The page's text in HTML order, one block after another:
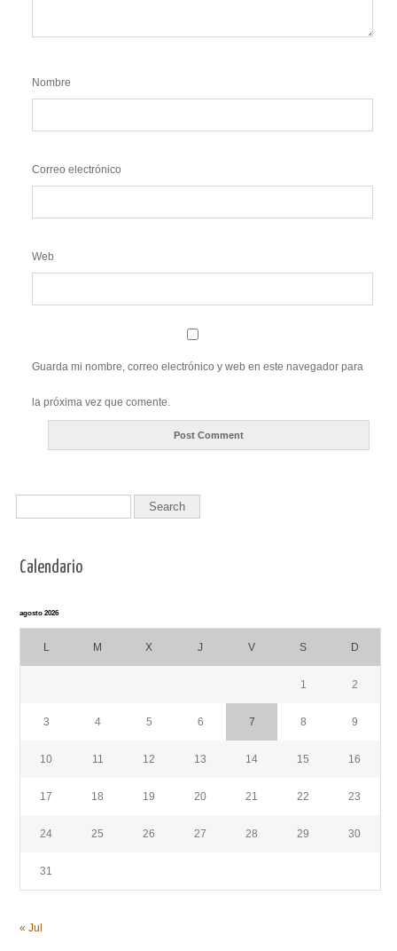
Nombre
Correo electrónico
Web
Guarda mi nombre, correo electrónico y web en este navegador para
la próxima vez que comente.
Calendario
agosto 2026
L M X J V S D
1 2
3 4 5 6 7 8 9
10 11 12 13 14 15 16
17 18 19 20 21 22 23
24 25 26 27 28 29 30
31
« Jul